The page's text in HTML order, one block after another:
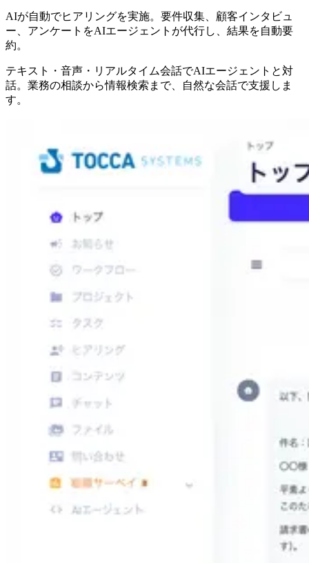
AIが自動でヒアリングを実施。要件収集、顧客インタビュ
ー、アンケートをAIエージェントが代行し、結果を自動要
約。
テキスト・音声・リアルタイム会話でAIエージェントと対
話。業務の相談から情報検索まで、自然な会話で支援しま
す。